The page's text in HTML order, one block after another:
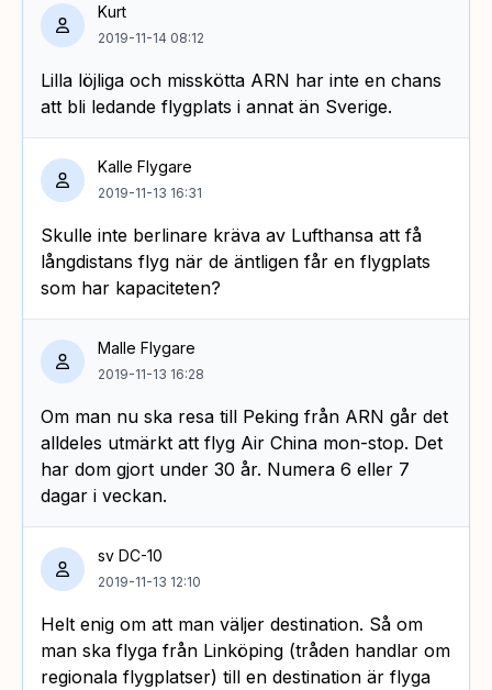
Kurt
2019-11-14 08:12
Lilla löjliga och misskötta ARN har inte en chans
att bli ledande flygplats i annat än Sverige.
Kalle Flygare
2019-11-13 16:31
Skulle inte berlinare kräva av Lufthansa att få
långdistans flyg när de äntligen får en flygplats
som har kapaciteten?
Malle Flygare
2019-11-13 16:28
Om man nu ska resa till Peking från ARN går det
alldeles utmärkt att flyg Air China mon-stop. Det
har dom gjort under 30 år. Numera 6 eller 7
dagar i veckan.
sv DC-10
2019-11-13 12:10
Helt enig om att man väljer destination. Så om
man ska flyga från Linköping (tråden handlar om
regionala flygplatser) till en destination är flyga